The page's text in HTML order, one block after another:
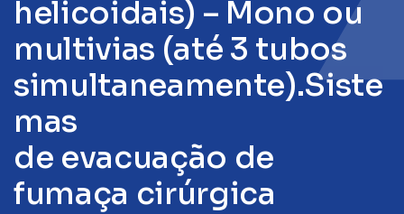
helicoidais) – Mono ou
multivias (até 3 tubos
simultaneamente).Siste
mas
de evacuação de
fumaça cirúrgica